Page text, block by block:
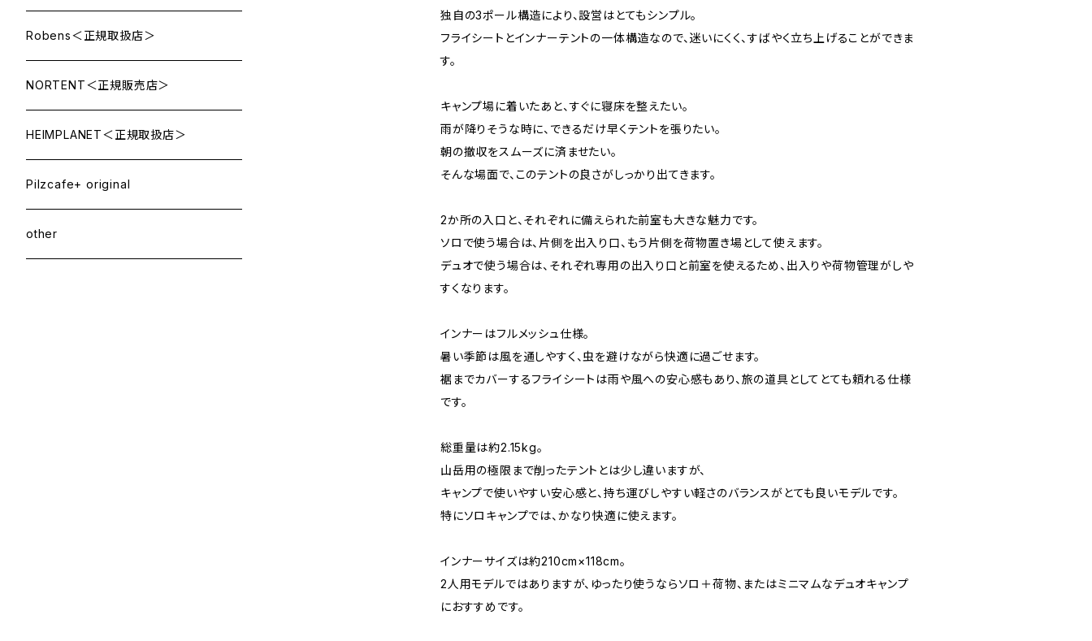
独自の3ポール構造により、設営はとてもシンプル。
フライシートとインナーテントの一体構造なので、迷いにくく、すばやく立ち上げることができま
す。
キャンプ場に着いたあと、すぐに寝床を整えたい。
雨が降りそうな時に、できるだけ早くテントを張りたい。
朝の撤収をスムーズに済ませたい。
そんな場面で、このテントの良さがしっかり出てきます。
2か所の入口と、それぞれに備えられた前室も大きな魅力です。
ソロで使う場合は、片側を出入り口、もう片側を荷物置き場として使えます。
デュオで使う場合は、それぞれ専用の出入り口と前室を使えるため、出入りや荷物管理がしや
すくなります。
インナーはフルメッシュ仕様。
暑い季節は風を通しやすく、虫を避けながら快適に過ごせます。
裾までカバーするフライシートは雨や風への安心感もあり、旅の道具としてとても頼れる仕様
です。
総重量は約2.15kg。
山岳用の極限まで削ったテントとは少し違いますが、
キャンプで使いやすい安心感と、持ち運びしやすい軽さのバランスがとても良いモデルです。
特にソロキャンプでは、かなり快適に使えます。
インナーサイズは約210cm×118cm。
2人用モデルではありますが、ゆったり使うならソロ＋荷物、またはミニマムなデュオキャンプ
におすすめです。
Robens＜正規取扱店＞
NORTENT＜正規販売店＞
HEIMPLANET＜正規取扱店＞
Pilzcafe+ original
other